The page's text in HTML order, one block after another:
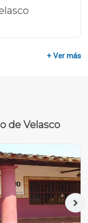
+ Ver más
de Velasco